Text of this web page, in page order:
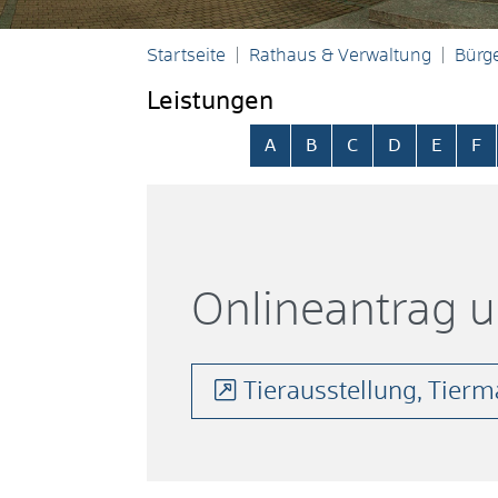
Startseite Rathaus & Verwaltung
Leistungen
Alphabetisches Register
A B C D E F
Onlineantrag
Tierausstellung,